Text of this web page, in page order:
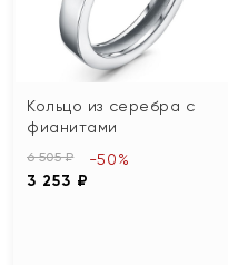
Кольцо из серебра с
фианитами
6 505 ₽
3 253 ₽
-50%